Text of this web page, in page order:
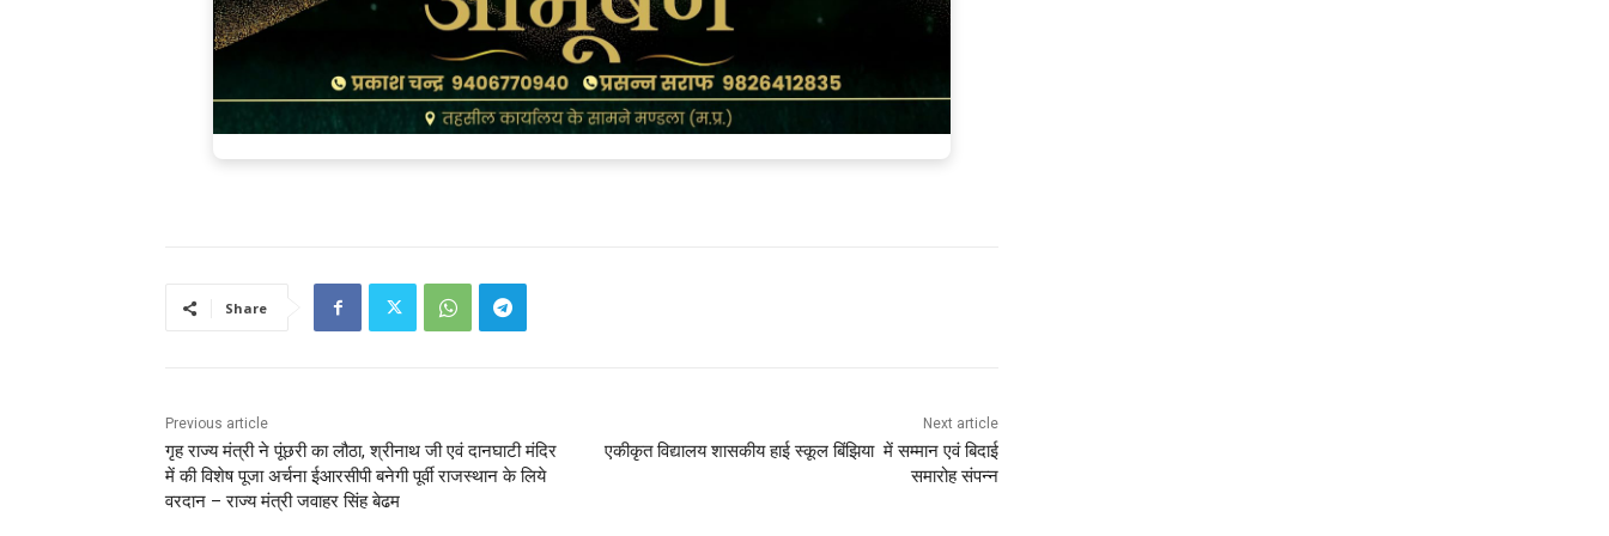
Share
Previous article
गृह राज्य मंत्री ने पूंछरी का लौठा, श्रीनाथ जी एवं दानघाटी मंदिर
में की विशेष पूजा अर्चना ईआरसीपी बनेगी पूर्वी राजस्थान के लिये
वरदान – राज्य मंत्री जवाहर सिंह बेढम
Next article
एकीकृत विद्यालय शासकीय हाई स्कूल बिंझिया में सम्मान एवं बिदाई
समारोह संपन्न